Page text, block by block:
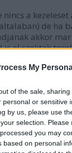
My
of the sale,
personal or sensitive
by us, please use
selection.
you may
based on personal
a
de ha
akkor
is el szoktak
sürgősségi